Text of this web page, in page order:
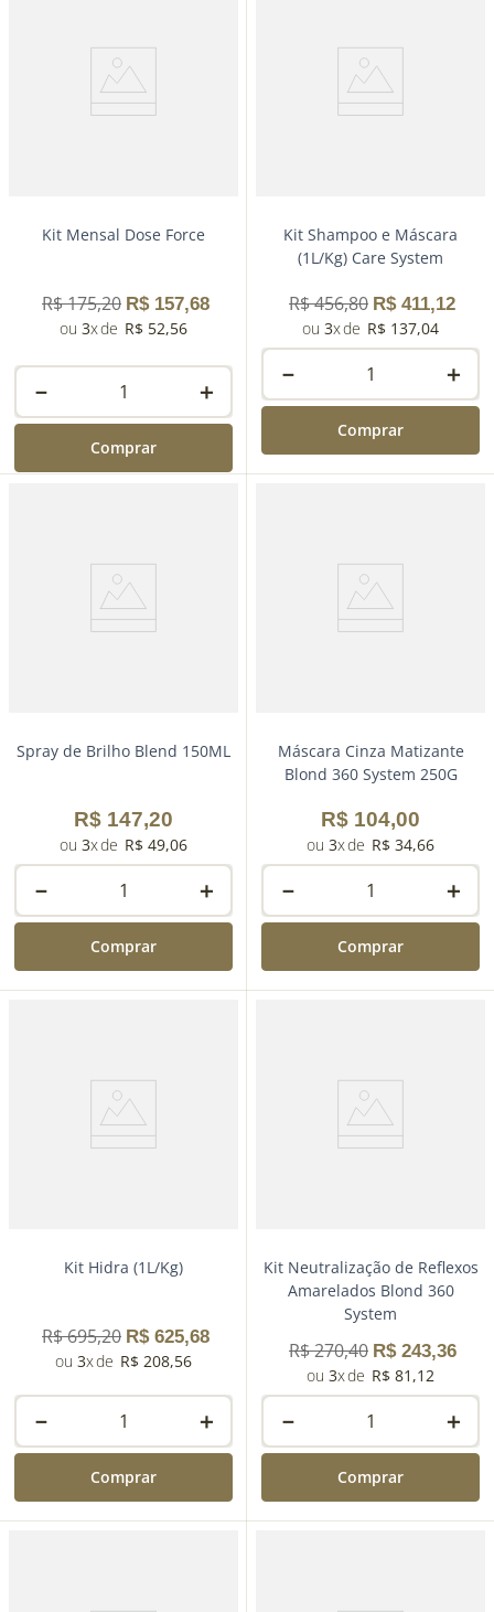
Kit Mensal Dose Force
R$175,20 R$ 157,68
3
R$ 52,56
＋
－
Comprar
Kit Shampoo e Máscara
(1L/Kg) Care System
R$456,80 R$ 411,12
3
R$ 137,04
＋
－
Comprar
Spray de Brilho Blend 150ML
R$ 147,20
3 R$ 49,06
＋
－
Comprar
Máscara Cinza Matizante
Blond 360 System 250G
R$ 104,00
3 R$ 34,66
＋
－
Comprar
Kit Hidra (1L/Kg)
R$695,20 R$ 625,68
3
R$ 208,56
＋
－
Comprar
Kit Neutralização de Reflexos
Amarelados Blond 360
System
R$270,40 R$ 243,36
3
R$ 81 ,12
＋
－
Comprar